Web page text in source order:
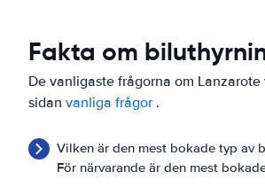
Fakta om
De vanligaste frågorna om
sidan vanliga frågor.
Vilken är den mest bokade typ av
För närvarande är den mest